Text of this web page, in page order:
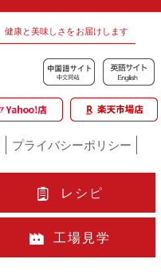
健康と美味しさをお届けします
プライバシーポリシー
レシピ
工場見学